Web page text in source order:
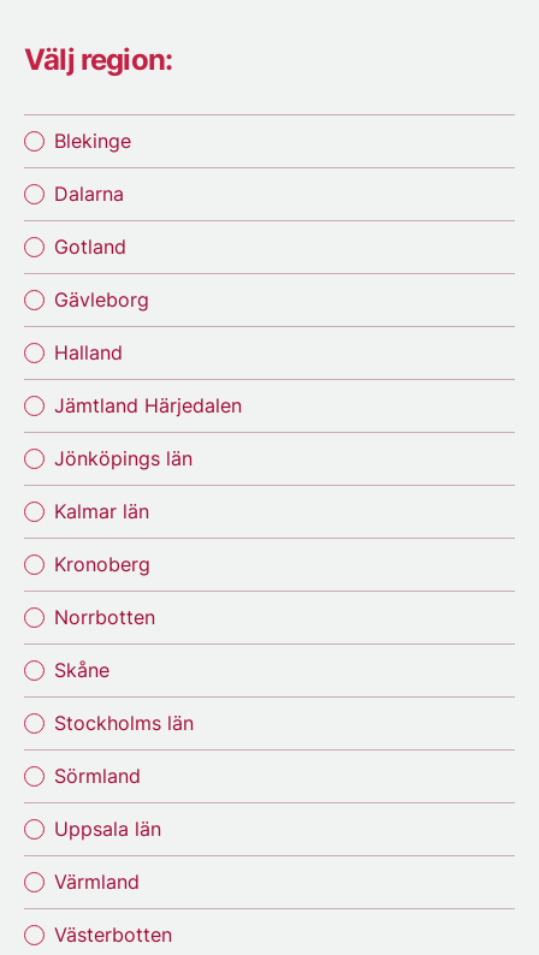
Välj region:
Blekinge
Dalarna
Gotland
Gävleborg
Halland
Jämtland Härjedalen
Jönköpings län
Kalmar län
Kronoberg
Norrbotten
Skåne
Stockholms län
Sörmland
Uppsala län
Värmland
Västerbotten